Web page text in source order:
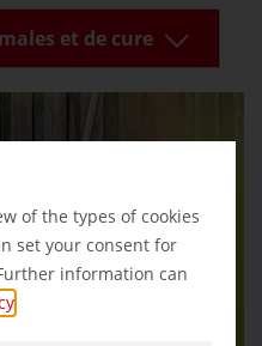
of the types of cookies
set your consent for
information can
et de cure